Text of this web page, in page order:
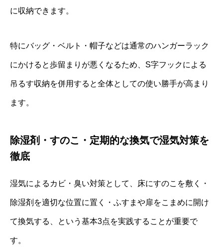
に収納できます。
特にバッグ・ベルト・帽子などは通常のハンガーラック
にかけると歩留まりが悪くなるため、S字フックによる
吊るす収納を併用すると全体としての使い勝手が高まり
ます。
除湿剤・すのこ・定期的な換気で湿気対策を
徹底
湿気によるカビ・臭い対策として、床にすのこを敷く・
除湿剤を適切な位置に置く・ふすまや扉をこまめに開け
て換気する、という基本3点を実践することが重要で
す。